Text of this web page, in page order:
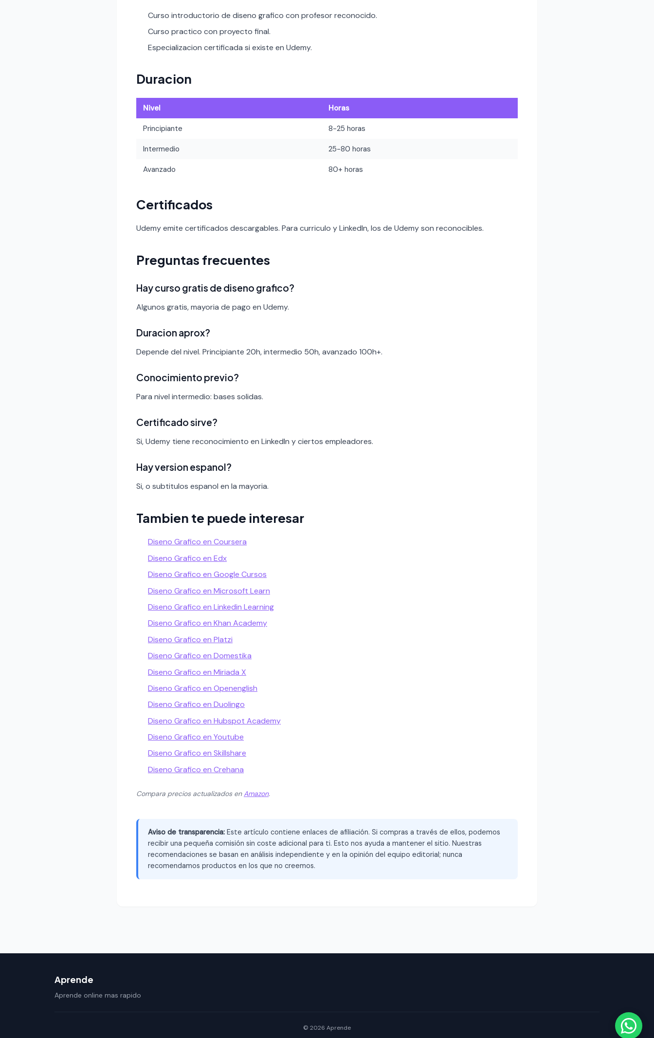
Curso introductorio de diseno grafico con profesor reconocido.
Curso practico con proyecto final.
Especializacion certificada si existe en Udemy.
Duracion
Nivel Horas
Principiante 8-25 horas
Intermedio 25-80 horas
Avanzado 80+ horas
Certificados
Udemy emite certificados descargables. Para curriculo y LinkedIn, los de Udemy son reconocibles.
Preguntas frecuentes
Hay curso gratis de diseno grafico?
Algunos gratis, mayoria de pago en Udemy.
Duracion aprox?
Depende del nivel. Principiante 20h, intermedio 50h, avanzado 100h+.
Conocimiento previo?
Para nivel intermedio: bases solidas.
Certificado sirve?
Si, Udemy tiene reconocimiento en LinkedIn y ciertos empleadores.
Hay version espanol?
Si, o subtitulos espanol en la mayoria.
Tambien te puede interesar
Diseno Grafico en Coursera
Diseno Grafico en Edx
Diseno Grafico en Google Cursos
Diseno Grafico en Microsoft Learn
Diseno Grafico en Linkedin Learning
Diseno Grafico en Khan Academy
Diseno Grafico en Platzi
Diseno Grafico en Domestika
Diseno Grafico en Miriada X
Diseno Grafico en Openenglish
Diseno Grafico en Duolingo
Diseno Grafico en Hubspot Academy
Diseno Grafico en Youtube
Diseno Grafico en Skillshare
Diseno Grafico en Crehana
Compara precios actualizados enAmazon.
Aviso de transparencia: Este artículo contiene enlaces de afiliación. Si compras a través de ellos, podemos
recibir una pequeña comisión sin coste adicional para ti. Esto nos ayuda a mantener el sitio. Nuestras
recomendaciones se basan en análisis independiente y en la opinión del equipo editorial; nunca
recomendamos productos en los que no creemos.
Aprende
Aprende online mas rapido
© 2026 Aprende